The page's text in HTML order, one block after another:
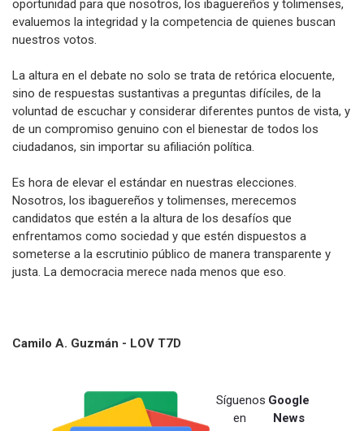
oportunidad para que nosotros, los ibaguereños y tolimenses,
evaluemos la integridad y la competencia de quienes buscan
nuestros votos.
La altura en el debate no solo se trata de retórica elocuente,
sino de respuestas sustantivas a preguntas difíciles, de la
voluntad de escuchar y considerar diferentes puntos de vista, y
de un compromiso genuino con el bienestar de todos los
ciudadanos, sin importar su afiliación política.
Es hora de elevar el estándar en nuestras elecciones.
Nosotros, los ibaguereños y tolimenses, merecemos
candidatos que estén a la altura de los desafíos que
enfrentamos como sociedad y que estén dispuestos a
someterse a la escrutinio público de manera transparente y
justa. La democracia merece nada menos que eso.
Camilo A. Guzmán - LOV T7D
Síguenos
en
Google
News